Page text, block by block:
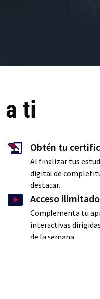
a ti
Obtén tu
Al finalizar tus
digital de
destacar.
Acceso
Complementa tu
interactivas
de la semana.